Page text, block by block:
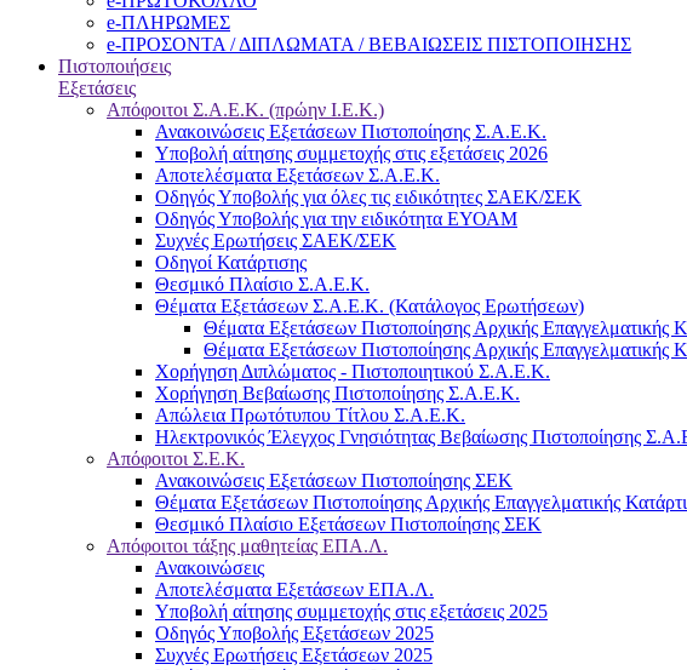
e-ΠΛΗΡΩΜΕΣ
e-ΠΡΟΣΟΝΤΑ / ΔΙΠΛΩΜΑΤΑ / ΒΕΒΑΙΩΣΕΙΣ ΠΙΣΤΟΠΟΙΗΣΗΣ
Πιστοποιήσεις
Εξετάσεις
Απόφοιτοι Σ.Α.Ε.Κ. (πρώην Ι.Ε.Κ.)
Ανακοινώσεις Εξετάσεων Πιστοποίησης Σ.Α.Ε.Κ.
Υποβολή αίτησης συμμετοχής στις εξετάσεις 2026
Αποτελέσματα Εξετάσεων Σ.Α.Ε.Κ.
Οδηγός Υποβολής για όλες τις ειδικότητες ΣΑΕΚ/ΣΕΚ
Οδηγός Υποβολής για την ειδικότητα ΕΥΟΑΜ
Συχνές Ερωτήσεις ΣΑΕΚ/ΣΕΚ
Οδηγοί Κατάρτισης
Θεσμικό Πλαίσιο Σ.Α.Ε.Κ.
Θέματα Εξετάσεων Σ.Α.Ε.Κ. (Κατάλογος Ερωτήσεων)
Θέματα Εξετάσεων Πιστοποίησης Αρχικής
Θέματα Εξετάσεων Πιστοποίησης Αρχικής
Χορήγηση Διπλώματος - Πιστοποιητικού Σ.Α.Ε.Κ.
Χορήγηση Βεβαίωσης Πιστοποίησης Σ.Α.Ε.Κ.
Απώλεια Πρωτότυπου Τίτλου Σ.Α.Ε.Κ.
Ηλεκτρονικός Έλεγχος Γνησιότητας Βεβαίωσης Πιστοποίησης
Απόφοιτοι Σ.Ε.Κ.
Ανακοινώσεις Εξετάσεων Πιστοποίησης ΣΕΚ
Θέματα Εξετάσεων Πιστοποίησης Αρχικής Επαγγελματικής
Θεσμικό Πλαίσιο Εξετάσεων Πιστοποίησης ΣΕΚ
Απόφοιτοι τάξης μαθητείας ΕΠΑ.Λ.
Ανακοινώσεις
Αποτελέσματα Εξετάσεων ΕΠΑ.Λ.
Υποβολή αίτησης συμμετοχής στις εξετάσεις 2025
Οδηγός Υποβολής Εξετάσεων 2025
Συχνές Ερωτήσεις Εξετάσεων 2025